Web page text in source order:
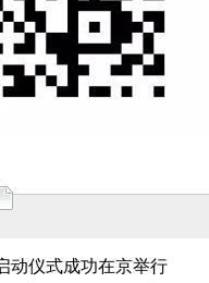
动仪式成功在京举行